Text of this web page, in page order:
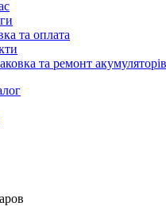
та оплата
та ремонт акумуляторів